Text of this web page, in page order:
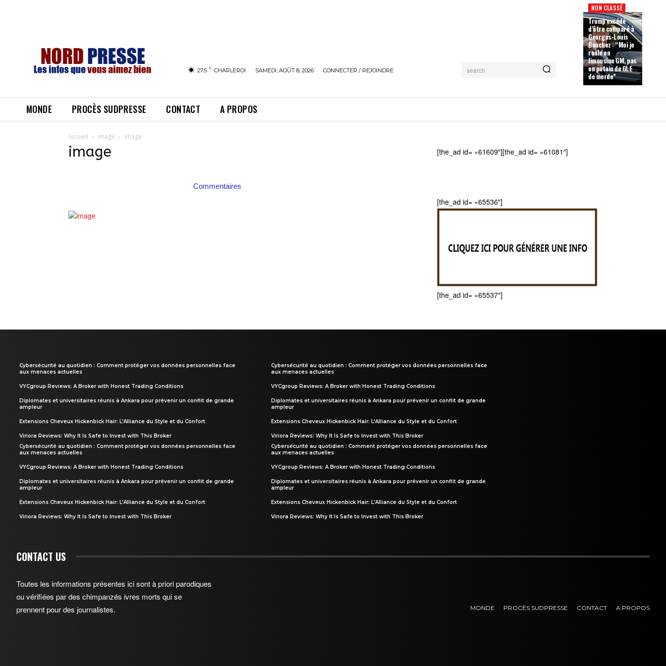
27.5 C CHARLEROI SAMEDI, AOÛT 8, 2026 CONNECTER / REJOINDRE search
NON CLASSÉ
Trump excédé
d’être comparé à
Georges-Louis
Bouchez : “Moi je
roule en
limousine GM, pas
en putain de GLE
de merde”
MONDE PROCÈS SUDPRESSE CONTACT A PROPOS
Accueil image image
image
Commentaires
[the_ad id= »61609″][the_ad id= »61081″]
[the_ad id= »65536″]
[the_ad id= »65537″]
Cybersécurité au quotidien : Comment protéger vos données personnelles face
aux menaces actuelles
VYCgroup Reviews: A Broker with Honest Trading Conditions
Diplomates et universitaires réunis à Ankara pour prévenir un conflit de grande
ampleur
Extensions Cheveux Hickenbick Hair: L’Alliance du Style et du Confort
Viriora Reviews: Why It Is Safe to Invest with This Broker
Cybersécurité au quotidien : Comment protéger vos données personnelles face
aux menaces actuelles
VYCgroup Reviews: A Broker with Honest Trading Conditions
Diplomates et universitaires réunis à Ankara pour prévenir un conflit de grande
ampleur
Extensions Cheveux Hickenbick Hair: L’Alliance du Style et du Confort
Viriora Reviews: Why It Is Safe to Invest with This Broker
Cybersécurité au quotidien : Comment protéger vos données personnelles face
aux menaces actuelles
VYCgroup Reviews: A Broker with Honest Trading Conditions
Diplomates et universitaires réunis à Ankara pour prévenir un conflit de grande
ampleur
Extensions Cheveux Hickenbick Hair: L’Alliance du Style et du Confort
Viriora Reviews: Why It Is Safe to Invest with This Broker
Cybersécurité au quotidien : Comment protéger vos données personnelles face
aux menaces actuelles
VYCgroup Reviews: A Broker with Honest Trading Conditions
Diplomates et universitaires réunis à Ankara pour prévenir un conflit de grande
ampleur
Extensions Cheveux Hickenbick Hair: L’Alliance du Style et du Confort
Viriora Reviews: Why It Is Safe to Invest with This Broker
CONTACT US
Toutes les informations présentes ici sont à priori parodiques
ou vérifiées par des chimpanzés ivres morts qui se
prennent pour des journalistes.
MONDE PROCÈS SUDPRESSE CONTACT A PROPOS